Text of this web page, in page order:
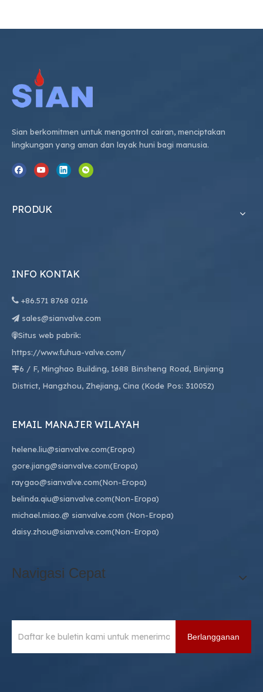
Sian berkomitmen untuk mengontrol cairan, menciptakan
lingkungan yang aman dan layak huni bagi manusia.
PRODUK
INFO KONTAK
 +86.571 8768 0216
 sales@sianvalve.com
Situs web pabrik:
https://www.fuhua-valve.com/
6 / F, Minghao Building, 1688 Binsheng Road, Binjiang
District, Hangzhou, Zhejiang, Cina (Kode Pos: 310052)
EMAIL MANAJER WILAYAH
helene.liu@sianvalve.com(Eropa)
gore.jiang@sianvalve.com(Eropa)
raygao@sianvalve.com(Non-Eropa)
belinda.qiu@sianvalve.com(Non-Eropa)
michael.miao.@ sianvalve.com (Non-Eropa)
daisy.zhou@sianvalve.com(Non-Eropa)
Navigasi Cepat
Berlangganan